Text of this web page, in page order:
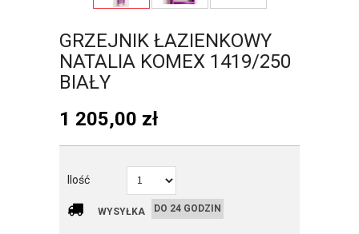
GRZEJNIK ŁAZIENKOWY
NATALIA KOMEX 1419/250
BIAŁY
1 205,00 zł
Ilość
WYSYŁKA DO 24 GODZIN